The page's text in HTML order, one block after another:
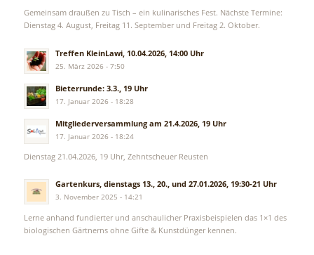
Gemeinsam draußen zu Tisch – ein kulinarisches Fest. Nächste Termine:
Dienstag 4. August, Freitag 11. September und Freitag 2. Oktober.
Treffen KleinLawi, 10.04.2026, 14:00 Uhr
25. März 2026 - 7:50
Bieterrunde: 3.3., 19 Uhr
17. Januar 2026 - 18:28
Mitgliederversammlung am 21.4.2026, 19 Uhr
17. Januar 2026 - 18:24
Dienstag 21.04.2026, 19 Uhr, Zehntscheuer Reusten
Gartenkurs, dienstags 13., 20., und 27.01.2026, 19:30-21 Uhr
3. November 2025 - 14:21
Lerne anhand fundierter und anschaulicher Praxisbeispielen das 1×1 des
biologischen Gärtnerns ohne Gifte & Kunstdünger kennen.